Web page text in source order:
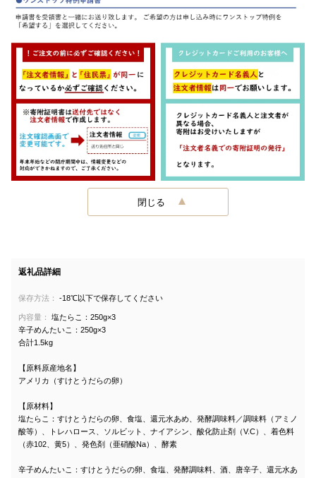
閉じる
返礼品詳細
保存方法： -18℃以下で保存してください
内容量：
塩たらこ：250g×3
辛子めんたいこ：250g×3
合計1.5kg
【原料原産地名】
アメリカ（すけとうだらの卵）
【原材料】
塩たらこ：すけとうだらの卵、食塩、還元水あめ、発酵調味料／調味料（アミノ
酸等）、トレハロース、ソルビット、ナイアシン、酸化防止剤（V.C）、着色料
（赤102、黄5）、発色剤（亜硝酸Na）、酵素
辛子めんたいこ：すけとうだらの卵、食塩、発酵調味料、酒、唐辛子、還元水あ